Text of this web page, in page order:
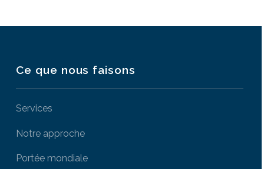
Ce que nous faisons
Services
Notre approche
Portée mondiale